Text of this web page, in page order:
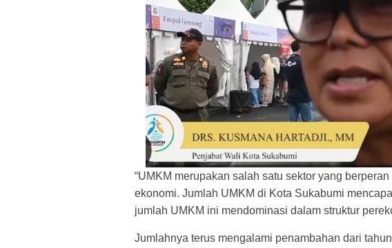
“UMKM merupakan salah satu sektor yang
ekonomi. Jumlah UMKM di Kota Sukabumi
jumlah UMKM ini mendominasi dalam struktur
Jumlahnya terus mengalami penambahan dari